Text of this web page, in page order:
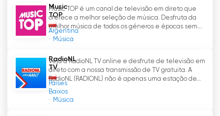
Music
TOP
Argentina
Música
Music TOP é um canal de televisão em direto que
oferece a melhor seleção de música. Desfruta da
melhor música de todos os géneros e épocas sem...
RadioNL
TV
Países
Baixos
Música
Veja a RadioNL TV online e desfrute de televisão em
direto com a nossa transmissão de TV gratuita. A
RadioNL (RADIONL) não é apenas uma estação de...